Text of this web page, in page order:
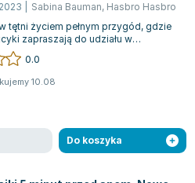
2023 Sabina Bauman, Hasbro Hasbro
tętni życiem pełnym przygód, gdzie
zapraszają do udziału w
zabawnych i inspirujących h...
0.0
10.08
Do koszyka